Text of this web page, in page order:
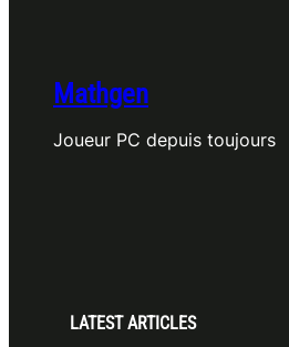
Mathgen
Joueur PC depuis toujours
LATEST ARTICLES